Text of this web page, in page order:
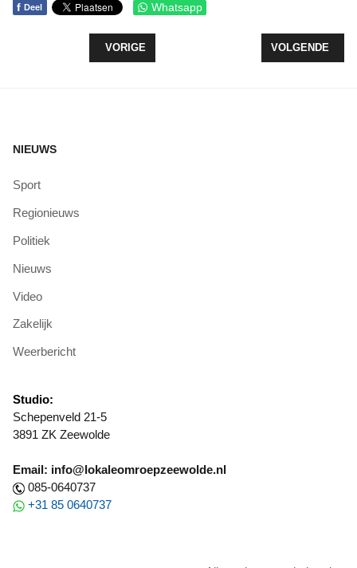
f Deel Whatsapp
VORIG ARTIKEL: SMUL VAN EIGEN OOGST
VORIGE VOLGENDE
VOLGENDE
NIEUWS
Sport
Regionieuws
Politiek
Nieuws
Video
Zakelijk
Weerbericht
Studio:
Schepenveld 21-5
3891 ZK Zeewolde
Email: info@lokaleomroepzeewolde.nl
085-0640737
+31 85 0640737